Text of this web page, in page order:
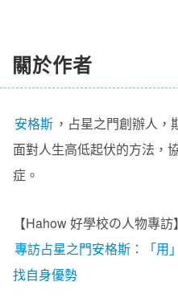
關於作者
安格斯 ， 占星之門創辦人
面對人生高低起伏的方法，
症。
【Hahow 好學校の人物專訪】
專訪占星之門安格斯：「
找自身優勢